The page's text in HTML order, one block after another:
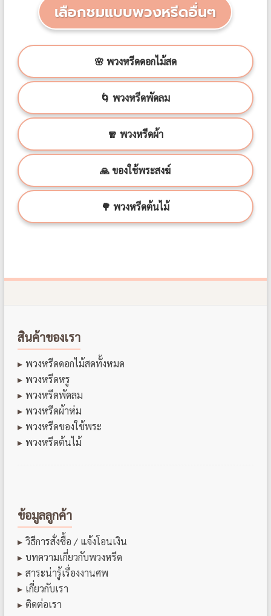
เลือกชมแบบพวงหรีดอื่นๆ
🌸 พวงหรีดดอกไม้สด
🌀 พวงหรีดพัดลม
🧣 พวงหรีดผ้า
🙏 ของใช้พระสงฆ์
🌳 พวงหรีดต้นไม้
สินค้าของเรา
พวงหรีดดอกไม้สดทั้งหมด
พวงหรีดหรู
พวงหรีดพัดลม
พวงหรีดผ้าห่ม
พวงหรีดของใช้พระ
พวงหรีดต้นไม้
ข้อมูลลูกค้า
วิธีการสั่งซื้อ / แจ้งโอนเงิน
บทความเกี่ยวกับพวงหรีด
สาระน่ารู้เรื่องงานศพ
เกี่ยวกับเรา
ติดต่อเรา